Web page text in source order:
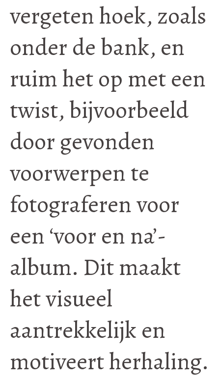
vergeten hoek, zoals
onder de bank, en
ruim het op met een
twist, bijvoorbeeld
door gevonden
voorwerpen te
fotograferen voor
een ‘voor en na’-
album. Dit maakt
het visueel
aantrekkelijk en
motiveert herhaling.